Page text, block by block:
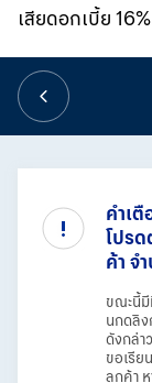
เสียดอกเบี้ย 16%
คำเ
โปร
ค้า จ
ขณะนี้มี
นกดลิง
ดังกล่า
ขอเรีย
ลูกค้า